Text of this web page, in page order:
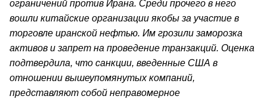
ограничений против Ирана. Среди прочего в него
вошли китайские организации якобы за участие в
торговле иранской нефтью. Им грозили заморозка
активов и запрет на проведение транзакций. Оценка
подтвердила, что санкции, введенные США в
отношении вышеупомянутых компаний,
представляют собой неправомерное